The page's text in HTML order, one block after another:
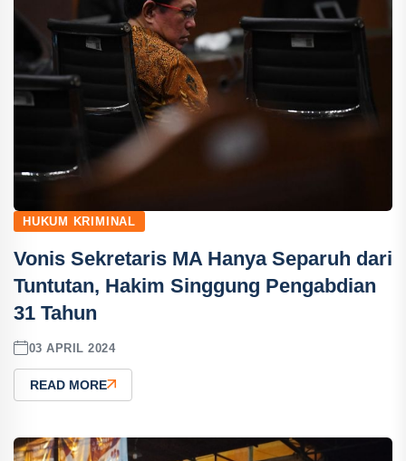
HUKUM KRIMINAL
Vonis Sekretaris MA Hanya Separuh dari
Tuntutan, Hakim Singgung Pengabdian
31 Tahun
03 APRIL 2024
READ MORE